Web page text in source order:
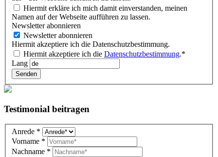
Hiermit erkläre ich mich damit einverstanden, meinen
Namen auf der Webseite aufführen zu lassen.
Newsletter abonnieren
Newsletter abonnieren
Hiermit akzeptiere ich die Datenschutzbestimmung.
Hiermit akzeptiere ich die Datenschutzbestimmung.*
Lang
Senden
Testimonial beitragen
Testimonial
DE
(overlay)
Anrede *
Vorname *
Nachname *